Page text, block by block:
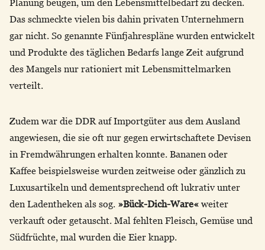
Planung beugen, um den Lebensmittelbedarf zu decken.
Das schmeckte vielen bis dahin privaten Unternehmern
gar nicht. So genannte Fünfjahrespläne wurden entwickelt
und Produkte des täglichen Bedarfs lange Zeit aufgrund
des Mangels nur rationiert mit Lebensmittelmarken
verteilt.
Zudem war die DDR auf Importgüter aus dem Ausland
angewiesen, die sie oft nur gegen erwirtschaftete Devisen
in Fremdwährungen erhalten konnte. Bananen oder
Kaffee beispielsweise wurden zeitweise oder gänzlich zu
Luxusartikeln und dementsprechend oft lukrativ unter
den Ladentheken als sog. »Bück-Dich-Ware« weiter
verkauft oder getauscht. Mal fehlten Fleisch, Gemüse und
Südfrüchte, mal wurden die Eier knapp.